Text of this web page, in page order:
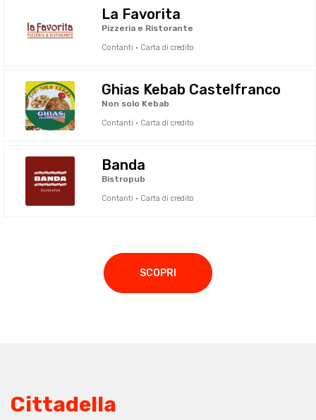
La Favorita
Pizzeria e Ristorante
Contanti · Carta di credito
Ghias Kebab Castelfranco
Non solo Kebab
Contanti · Carta di credito
Banda
Bistropub
Contanti · Carta di credito
SCOPRI
Cittadella